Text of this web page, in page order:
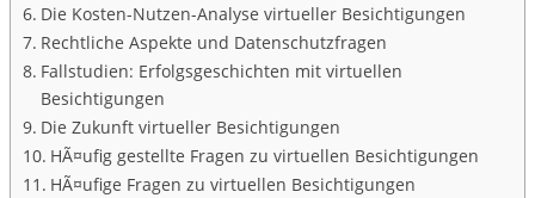
Die Kosten-Nutzen-Analyse virtueller Besichtigungen
Rechtliche Aspekte und Datenschutzfragen
Fallstudien: Erfolgsgeschichten mit virtuellen
Besichtigungen
Die Zukunft virtueller Besichtigungen
HÃ¤ufig gestellte Fragen zu virtuellen Besichtigungen
HÃ¤ufige Fragen zu virtuellen Besichtigungen